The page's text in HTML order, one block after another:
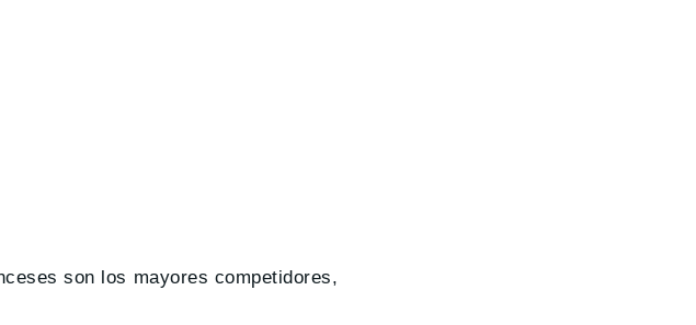
son los mayores competidores,